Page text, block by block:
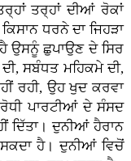
ਤਰ੍ਹਾਂ ਦੀਆਂ ਰੋਕਾਂ
ਧਰਨੇ ਦਾ ਜਿਹੜਾ
ਉਸਨੂੰ ਛੁਪਾਉਣ ਦੇ ਸਿਰ
ਸਬੰਧਤ ਮਹਿਕਮੇ ਦੀ,
ਰਹੀ, ਉਹ ਖੁਦ ਕਰਵਾ
ਪਾਰਟੀਆਂ ਦੇ ਸੰਸਦ
ਦਿੱਤਾ। ਦੁਨੀਆਂ ਹੈਰਾਨ
ਹੈ। ਦੁਨੀਆਂ ਵਿਚੋਂ